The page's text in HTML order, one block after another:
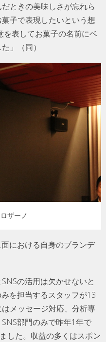
ときの美味しさが忘れら
子で表現したいという想
表してお菓子の名前にベ
」（同）
ザーノ
における自身のブランデ
の活用は欠かせないと
を担当するスタッフが13
メッセージ対応、分析専
部門のみで昨年1年で
した。収益の多くはスポン